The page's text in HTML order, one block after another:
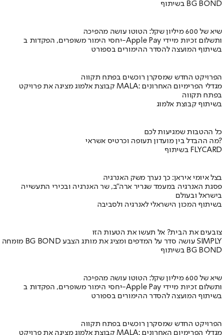
בשיתוף BG BOND
שיא של 600 מיליון שקל: הטוטו עושה מהפיכה
יחסי הימור משופרים, הפקדות ב-Apple Pay ותשלום זכיות מיידי
בשיתוף המועצה להסדר ההימורים בספורט
הפרויקט החדש שמסקרן רוכשים בפתח תקווה
קבוצת אלמוג מציגה את פרויקט MALA: מגדלי הפרימיום האחרונים
בפתח תקווה
בשיתוף קבוצת אלמוג
כל ההטבות שמגיעות לכם
מה ההבדל בין מועדון תעופה וכרטיס אשראי?
בשיתוף FLYCARD
בצל איומי איראן: כך נערך משק האנרגיה
פסגת האנרגיה במעמד שגריר ארה"ב, שר האנרגיה ובכירי התעשייה
בישראל ובעולם
בשיתוף המכון הישראלי לאנרגיה ולסביבה
צובעים את הבית? אל תעשו את הטעות הזו
מומחה BG BOND עושה סדר על המדפים ומציג את מותג הצבע SIMPLY
בשיתוף BG BOND
שיא של 600 מיליון שקל: הטוטו עושה מהפיכה
יחסי הימור משופרים, הפקדות ב-Apple Pay ותשלום זכיות מיידי
בשיתוף המועצה להסדר ההימורים בספורט
הפרויקט החדש שמסקרן רוכשים בפתח תקווה
קבוצת אלמוג מציגה את פרויקט MALA: מגדלי הפרימיום האחרונים